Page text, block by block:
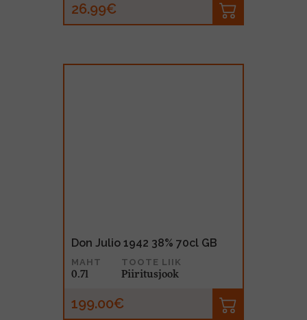
26.99€
Don Julio 1942 38% 70cl GB
MAHT
0.7l
TOOTE LIIK
Piiritusjook
199.00€